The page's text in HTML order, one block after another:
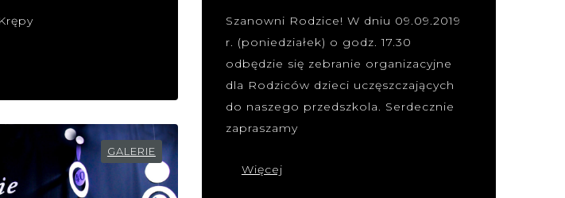
Szanowni Rodzice! W dniu 09.09.2019
r. (poniedziałek) o godz. 17.30
odbędzie się zebranie organizacyjne
dla Rodziców dzieci uczęszczających
do naszego przedszkola. Serdecznie
zapraszamy
Więcej
GALERIE